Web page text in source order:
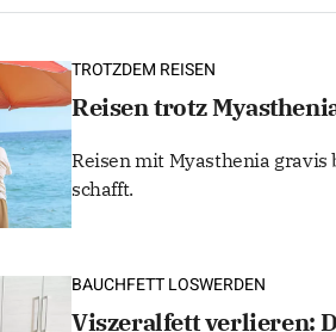
TROTZDEM REISEN
Reisen trotz
Reisen mit Myasthenia
schafft.
BAUCHFETT LOSWERDEN
Viszeralfett verlieren: